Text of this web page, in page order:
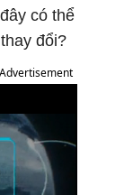
có thể
đổi?
Advertisement